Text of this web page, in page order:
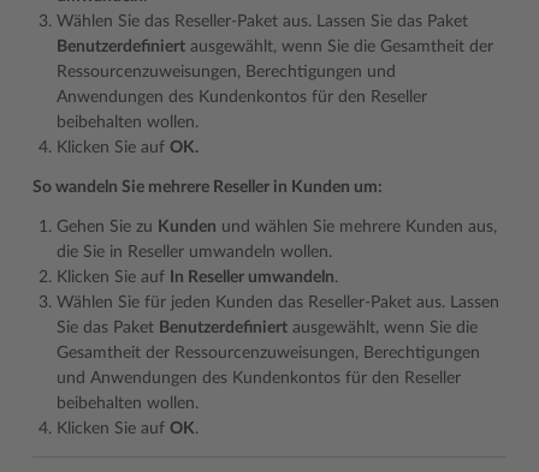
Wählen Sie das Reseller-Paket aus. Lassen Sie das Paket
Benutzerdefiniert ausgewählt, wenn Sie die Gesamtheit der
Ressourcenzuweisungen, Berechtigungen und
Anwendungen des Kundenkontos für den Reseller
beibehalten wollen.
Klicken Sie auf OK.
So wandeln Sie mehrere Reseller in Kunden um:
Gehen Sie zu Kunden und wählen Sie mehrere Kunden aus,
die Sie in Reseller umwandeln wollen.
Klicken Sie auf
In Reseller umwandeln.
Wählen Sie für jeden Kunden das Reseller-Paket aus. Lassen
Sie das Paket Benutzerdefiniert ausgewählt, wenn Sie die
Gesamtheit der Ressourcenzuweisungen, Berechtigungen
und Anwendungen des Kundenkontos für den Reseller
beibehalten wollen.
Klicken Sie auf OK.